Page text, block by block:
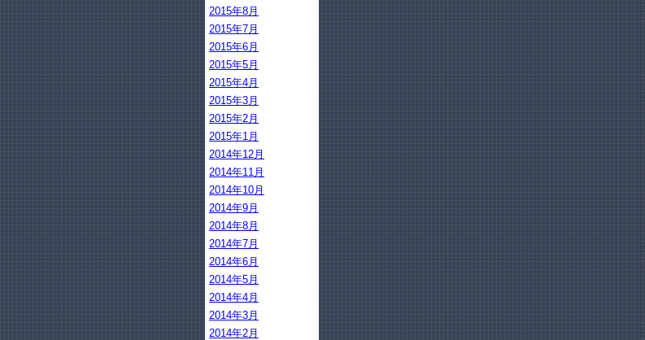
2015年8月
2015年7月
2015年6月
2015年5月
2015年4月
2015年3月
2015年2月
2015年1月
2014年12月
2014年11月
2014年10月
2014年9月
2014年8月
2014年7月
2014年6月
2014年5月
2014年4月
2014年3月
2014年2月